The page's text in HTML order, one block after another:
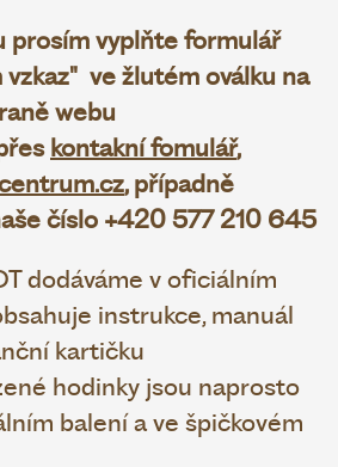
prosím vyplňte formulář
ve žlutém oválku na
webu
kontakní fomulář,
, případně
číslo +420 577 210 645
dodáváme v oficiálním
instrukce, manuál
kartičku
hodinky jsou naprosto
balení a ve špičkovém